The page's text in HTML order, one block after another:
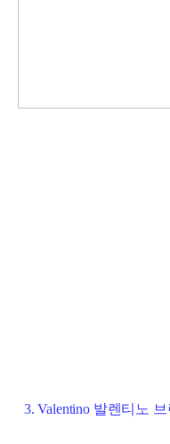
3. Valentino 발렌티노